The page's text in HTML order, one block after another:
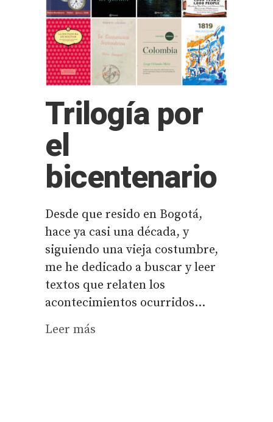
Trilogía por
el
bicentenario
Desde que resido en Bogotá,
hace ya casi una década, y
siguiendo una vieja costumbre,
me he dedicado a buscar y leer
textos que relaten los
acontecimientos ocurridos...
Leer más